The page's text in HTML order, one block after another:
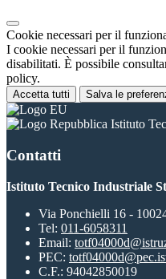
Cookie necessari per il
I cookie necessari per il
disabilitati. È possibile
policy.
Accetta tutti Salva le
Istituto
Contatti
Istituto Tecnico Industriale
Via Ponchielli 16 -
Tel: 011-6058311
Email:
PEC:
C.F.: 94042850019